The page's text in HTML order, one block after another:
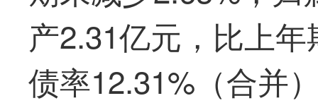
产2.31亿元，比上
债率12.31%（合并